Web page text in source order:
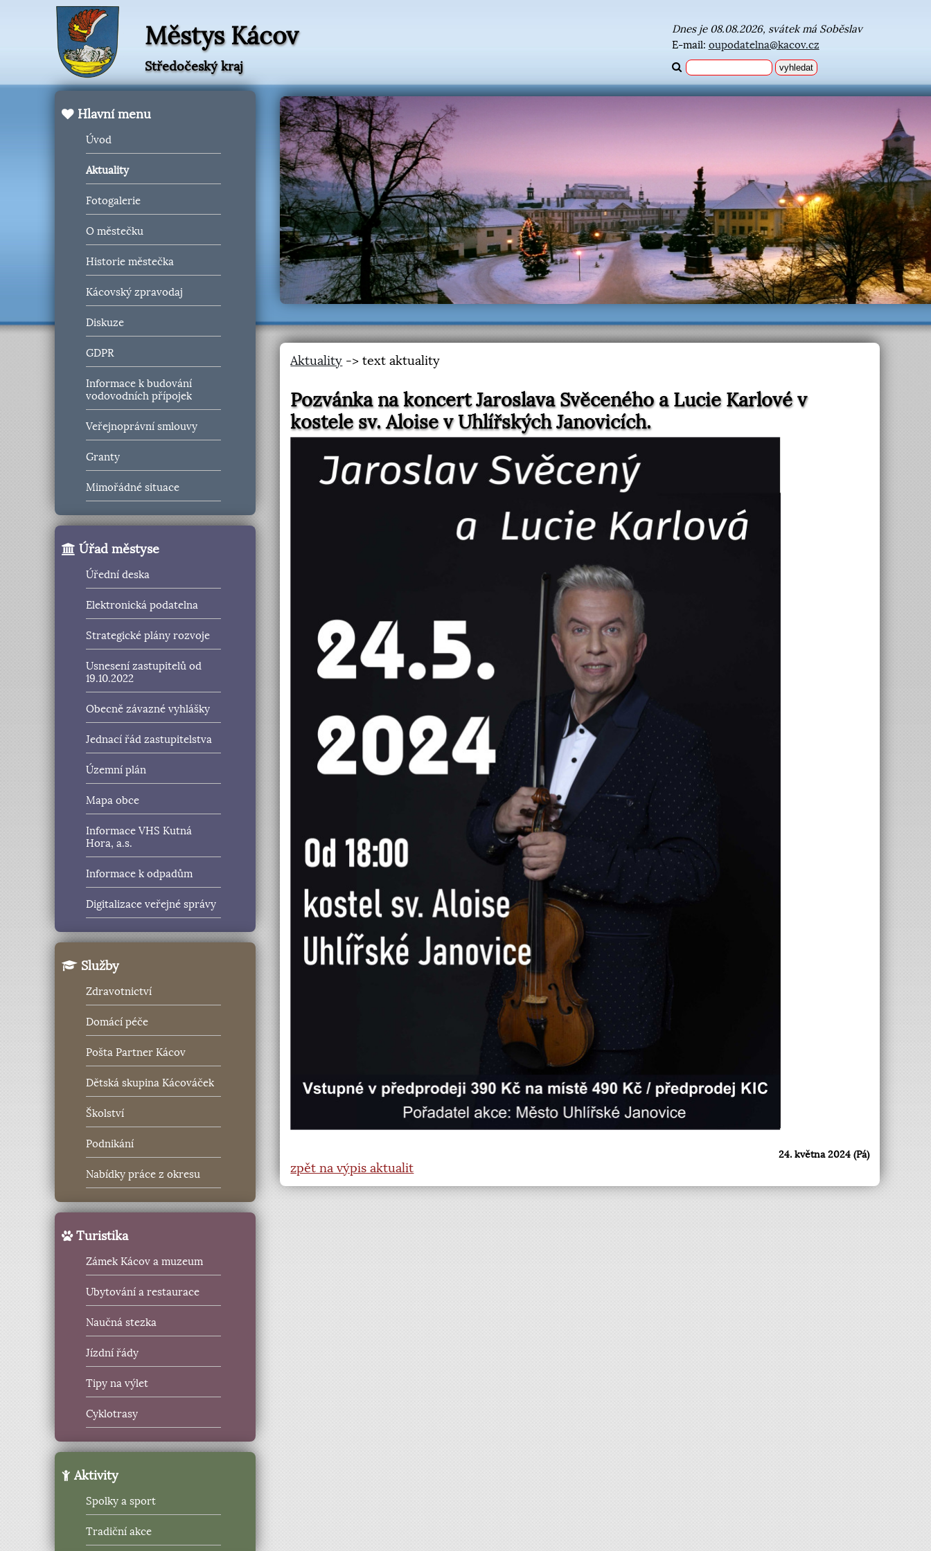
Městys Kácov
Středočeský kraj
Dnes je 08.08.2026, svátek má Soběslav
E-mail: oupodatelna@kacov.cz
Hlavní menu
Úvod
Aktuality
Fotogalerie
O městečku
Historie městečka
Kácovský zpravodaj
Diskuze
GDPR
Informace k budování
vodovodních přípojek
Veřejnoprávní smlouvy
Granty
Mimořádné situace
Úřad městyse
Úřední deska
Elektronická podatelna
Strategické plány rozvoje
Usnesení zastupitelů od
19.10.2022
Obecně závazné vyhlášky
Jednací řád zastupitelstva
Územní plán
Mapa obce
Informace VHS Kutná
Hora, a.s.
Informace k odpadům
Digitalizace veřejné správy
Služby
Zdravotnictví
Domácí péče
Pošta Partner Kácov
Dětská skupina Kácováček
Školství
Podnikání
Nabídky práce z okresu
Turistika
Zámek Kácov a muzeum
Ubytování a restaurace
Naučná stezka
Jízdní řády
Tipy na výlet
Cyklotrasy
Aktivity
Spolky a sport
Tradiční akce
Aktuality -> text aktuality
Pozvánka na koncert Jaroslava Svěceného a Lucie Karlové v
kostele sv. Aloise v Uhlířských Janovicích.
24. května 2024 (Pá)
zpět na výpis aktualit